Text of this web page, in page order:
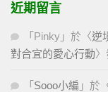
近期留言
「 Pinky 」於〈逆
對合宜的愛心行動
「 Sooo小編 」於